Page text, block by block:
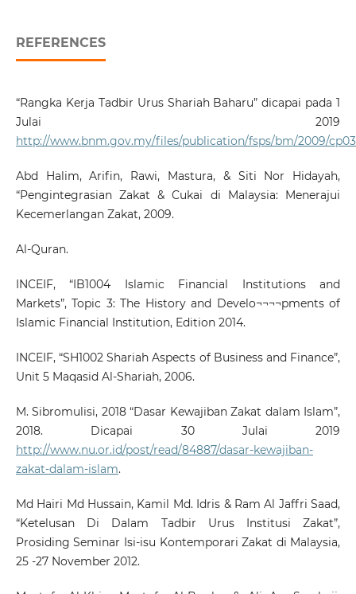
REFERENCES
“Rangka Kerja Tadbir Urus Shariah Baharu” dicapai pada 1
Julai 2019
http://www.bnm.gov.my/files/publication/fsps/bm/2009/
Abd Halim, Arifin, Rawi, Mastura, & Siti Nor Hidayah,
“Pengintegrasian Zakat & Cukai di Malaysia: Menerajui
Kecemerlangan Zakat, 2009.
Al-Quran.
INCEIF, “IB1004 Islamic Financial Institutions and
Markets”, Topic 3: The History and Develo¬¬¬¬pments of
Islamic Financial Institution, Edition 2014.
INCEIF, “SH1002 Shariah Aspects of Business and Finance”,
Unit 5 Maqasid Al-Shariah, 2006.
M. Sibromulisi, 2018 “Dasar Kewajiban Zakat dalam Islam”,
2018. Dicapai 30 Julai 2019
http://www.nu.or.id/post/read/84887/dasar-kewajiban-
zakat-dalam-islam.
Md Hairi Md Hussain, Kamil Md. Idris & Ram Al Jaffri Saad,
“Ketelusan Di Dalam Tadbir Urus Institusi Zakat”,
Prosiding Seminar Isi-isu Kontemporari Zakat di Malaysia,
25 -27 November 2012.